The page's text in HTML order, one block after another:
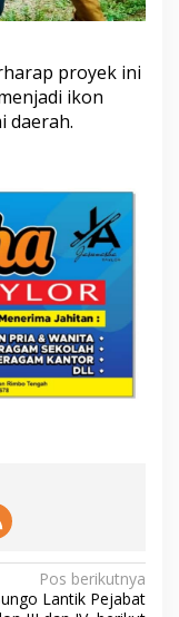
proyek ini
ikon
daerah.
Pos berikutnya
Lantik Pejabat